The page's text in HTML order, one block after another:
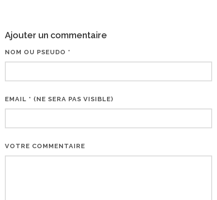
Ajouter un commentaire
NOM OU PSEUDO *
EMAIL * (NE SERA PAS VISIBLE)
VOTRE COMMENTAIRE